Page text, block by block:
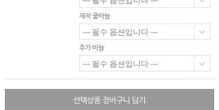
제작 줄바늘
추가 바늘
선택상품 장바구니 담기